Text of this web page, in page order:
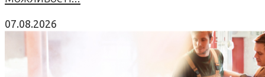
07.08.2026